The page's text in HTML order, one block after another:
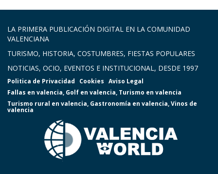
LA PRIMERA PUBLICACIÓN DIGITAL EN LA COMUNIDAD
VALENCIANA
TURISMO, HISTORIA, COSTUMBRES, FIESTAS POPULARES
NOTICIAS, OCIO, EVENTOS E INSTITUCIONAL, DESDE 1997
Politica de Privacidad Cookies Aviso Legal
Fallas en valencia, Golf en valencia, Turismo en valencia
Turismo rural en valencia, Gastronomía en valencia,Vinos de
valencia